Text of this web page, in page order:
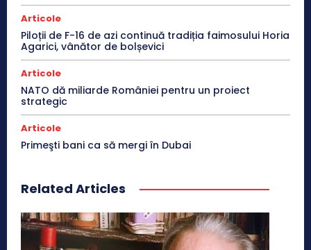
Articole
Piloții de F-16 de azi continuă tradiția faimosului Horia
Agarici, vânător de bolșevici
Articole
NATO dă miliarde României pentru un proiect
strategic
Articole
Primeşti bani ca să mergi în Dubai
Related Articles